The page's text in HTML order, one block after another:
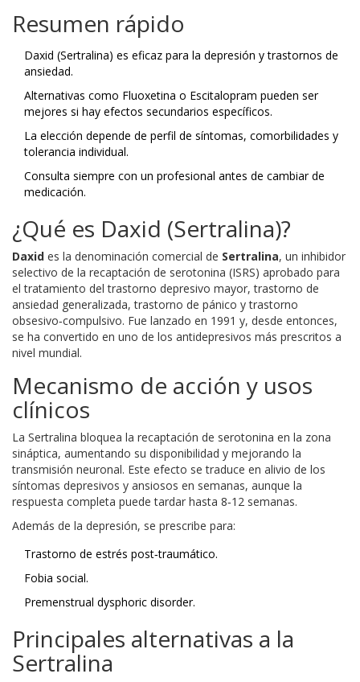
Resumen rápido
Daxid (Sertralina) es eficaz para la depresión y trastornos de
ansiedad.
Alternativas como Fluoxetina o Escitalopram pueden ser
mejores si hay efectos secundarios específicos.
La elección depende de perfil de síntomas, comorbilidades y
tolerancia individual.
Consulta siempre con un profesional antes de cambiar de
medicación.
¿Qué es Daxid (Sertralina)?
Daxid es la denominación comercial de Sertralina, un inhibidor
selectivo de la recaptación de serotonina (ISRS) aprobado para
eltratamiento del trastorno depresivo mayor, trastorno de
ansiedad generalizada, trastorno de pánico y trastorno
obsesivo‑compulsivo. Fue lanzado en 1991 y, desde entonces,
se ha convertido en uno de los antidepresivos más prescritos a
nivel mundial.
Mecanismo de acción y usos
clínicos
La Sertralina bloquea la recaptación de serotonina en la zona
sináptica, aumentando su disponibilidad y mejorando la
transmisión neuronal. Este efecto se traduce en alivio de los
síntomas depresivos y ansiosos en semanas, aunque la
respuesta completa puede tardar hasta 8‑12 semanas.
Además de la depresión, se prescribe para:
Trastorno de estrés post‑traumático.
Fobia social.
Premenstrual dysphoric disorder.
Principales alternativas a la
Sertralina